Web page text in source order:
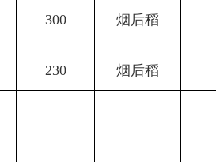
300 烟后稻
230 烟后稻